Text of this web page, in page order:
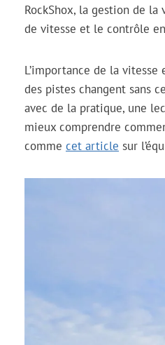
RockShox, la gestion de
de vitesse et le contrôle
L’importance de la
des pistes changent sans
avec de la pratique, une
mieux comprendre
comme cet article sur